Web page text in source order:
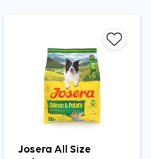
Josera All Size